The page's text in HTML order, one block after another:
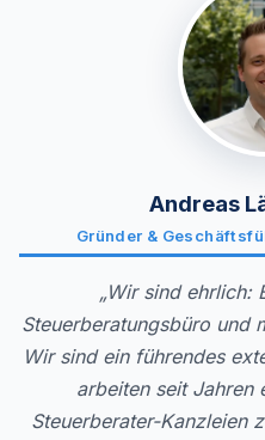
Andreas
Gründer &
„Wir sind ehrlich:
Steuerberatungsbüro und
Wir sind ein führendes
arbeiten seit Jahren
Steuerberater-Kanzleien